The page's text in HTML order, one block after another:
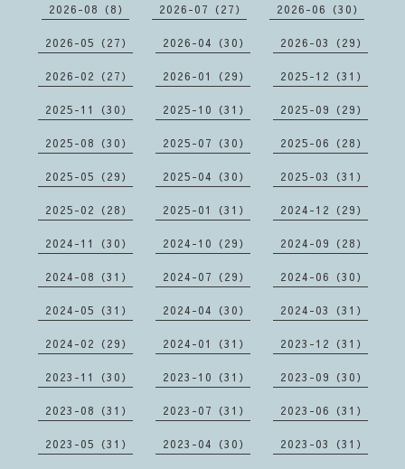
2026-08（8） 2026-07（27） 2026-06（30）
2026-05（27） 2026-04（30） 2026-03（29）
2026-02（27） 2026-01（29） 2025-12（31）
2025-11（30） 2025-10（31） 2025-09（29）
2025-08（30） 2025-07（30） 2025-06（28）
2025-05（29） 2025-04（30） 2025-03（31）
2025-02（28） 2025-01（31） 2024-12（29）
2024-11（30） 2024-10（29） 2024-09（28）
2024-08（31） 2024-07（29） 2024-06（30）
2024-05（31） 2024-04（30） 2024-03（31）
2024-02（29） 2024-01（31） 2023-12（31）
2023-11（30） 2023-10（31） 2023-09（30）
2023-08（31） 2023-07（31） 2023-06（31）
2023-05（31） 2023-04（30） 2023-03（31）